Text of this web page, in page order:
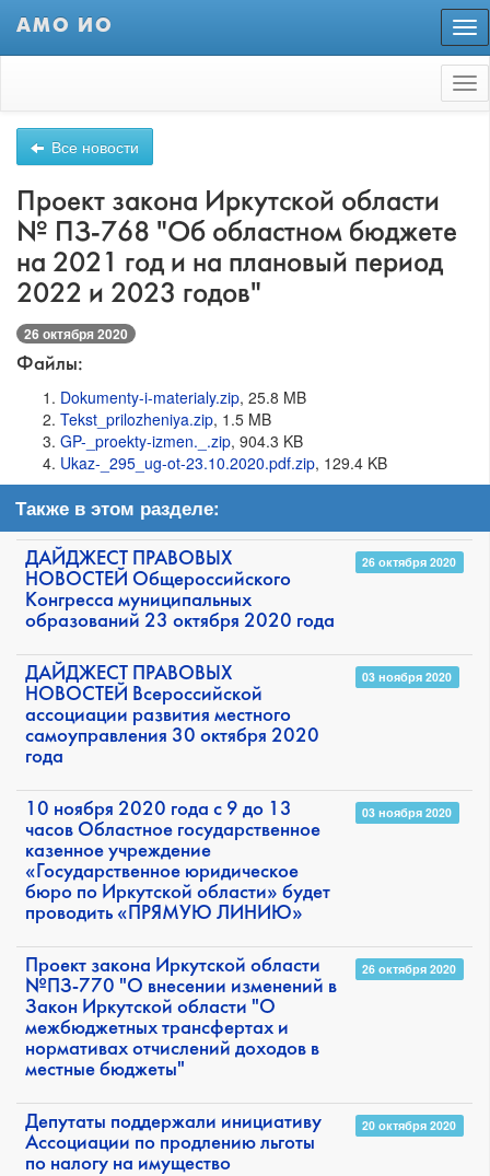
АМО ИО
Все новости
Проект закона Иркутской области
№ ПЗ-768 "Об областном бюджете
на 2021 год и на плановый период
2022 и 2023 годов"
26 октября 2020
Файлы:
Dokumenty-i-materialy.zip, 25.8 MB
Tekst_prilozheniya.zip, 1.5 MB
GP-_proekty-izmen._.zip, 904.3 KB
Ukaz-_295_ug-ot-23.10.2020.pdf.zip, 129.4 KB
Также в этом разделе:
ДАЙДЖЕСТ ПРАВОВЫХ
НОВОСТЕЙ Общероссийского
Конгресса муниципальных
образований 23 октября 2020 года
26 октября 2020
ДАЙДЖЕСТ ПРАВОВЫХ
НОВОСТЕЙ Всероссийской
ассоциации развития местного
самоуправления 30 октября 2020
года
03 ноября 2020
10 ноября 2020 года с 9 до 13
часов Областное государственное
казенное учреждение
«Государственное юридическое
бюро по Иркутской области» будет
проводить «ПРЯМУЮ ЛИНИЮ»
03 ноября 2020
Проект закона Иркутской области
№ПЗ-770 "О внесении изменений в
Закон Иркутской области "О
межбюджетных трансфертах и
нормативах отчислений доходов в
местные бюджеты"
26 октября 2020
Депутаты поддержали инициативу
Ассоциации по продлению льготы
по налогу на имущество
20 октября 2020